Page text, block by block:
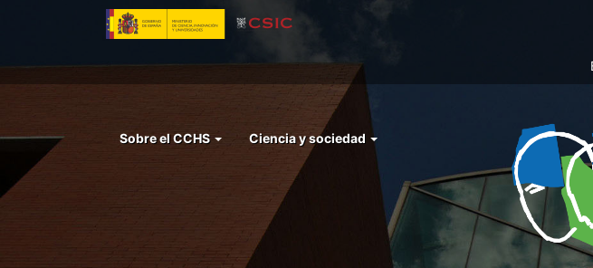
principal
Menu
Sobre el CCHS Ciencia y sociedad